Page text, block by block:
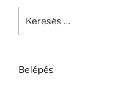
Belépés